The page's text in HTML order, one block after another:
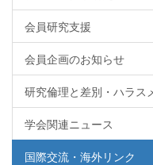
会員研究支援
会員企画のお知らせ
研究倫理と差別・ハラス
学会関連ニュース
国際交流・海外リンク